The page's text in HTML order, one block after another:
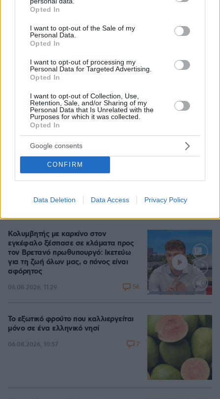
grant or deny consent to Google and its third-party tags to
use your data for below specified purposes in below Google
consent section.
Opted In
I want to opt-out of the Sale of my
Personal Data.
Opted In
I want to opt-out of processing my
Personal Data for Targeted Advertising.
Opted In
I want to opt-out of Collection, Use,
Retention, Sale, and/or Sharing of my
Personal Data that Is Unrelated with the
Purposes for which it was collected.
Opted In
Google consents
CONFIRM
Data Deletion Data Access Privacy Policy
06.08.2026, 10:22
«Τα παιδιά έχουν μια μικρή ίωση»: Το
τελευταίο μήνυμα της μητέρας στον
πρώην σύζυγό της πριν δολοφονήσει
τα τέσσερα παιδιά τους
06.08.2026, 04:44 66
Μυστήριο με το ραντεβού Πεζεσκιάν -
Χαμενεϊ στην Τεχεράνη: Βρέθηκαν σε
ένα σκοτεινό αυτοκίνητο, άκουγαν,
Loaded
Κολυμβητής με καρκίνο στον
εγκέφαλο ξέσπασε σε κλάματα προς
τον Βρετανό πρωθυπουργό: Ικετεύω
για τη ζωή όλων μας, ο πόνος είναι
αφόρητος
06.08.2026, 11:29 56
Το εξωτικό φρούτο που καλλιεργείται
μόνο σε ένα ελληνικό νησί
06.08.2026, 10:57 7